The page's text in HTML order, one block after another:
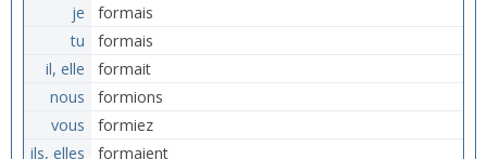
je
formais
tu
formais
il, elle
formait
nous
formions
vous
formiez
ils, elles
formaient